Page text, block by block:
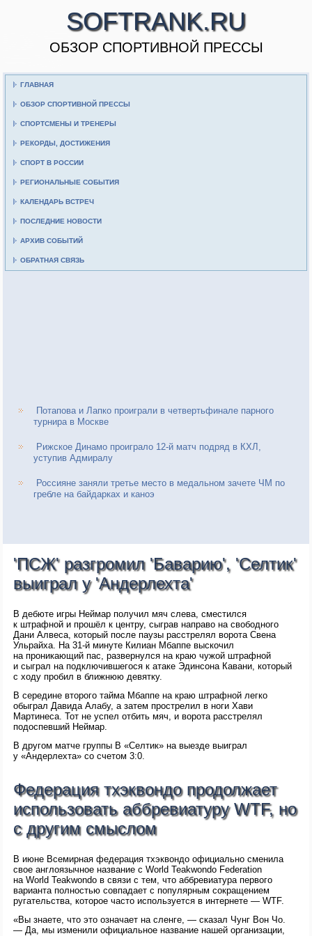
SOFTRANK.RU
ОБЗОР СПОРТИВНОЙ ПРЕССЫ
ГЛАВНАЯ
ОБЗОР СПОРТИВНОЙ ПРЕССЫ
СПОРТСМЕНЫ И ТРЕНЕРЫ
РЕКОРДЫ, ДОСТИЖЕНИЯ
СПОРТ В РОССИИ
РЕГИОНАЛЬНЫЕ СОБЫТИЯ
КАЛЕНДАРЬ ВСТРЕЧ
ПОСЛЕДНИЕ НОВОСТИ
АРХИВ СОБЫТИЙ
ОБРАТНАЯ СВЯЗЬ
Потапова и Лапко проиграли в четвертьфинале парного
турнира в Москве
Рижское Динамо проиграло 12-й матч подряд в КХЛ,
уступив Адмиралу
Россияне заняли третье место в медальном зачете ЧМ по
гребле на байдарках и каноэ
'ПСЖ' разгромил 'Баварию', 'Селтик'
выиграл у 'Андерлехта'
В дебюте игры Неймар получил мяч слева, сместился
к штрафной и прошёл к центру, сыграв направо на свободного
Дани Алвеса, который после паузы расстрелял ворота Свена
Ульрайха. На 31-й минуте Килиан Мбаппе выскочил
на проникающий пас, развернулся на краю чужой штрафной
и сыграл на подключившегося к атаке Эдинсона Кавани, который
с ходу пробил в ближнюю девятку.
В середине второго тайма Мбаппе на краю штрафной легко
обыграл Давида Алабу, а затем прострелил в ноги Хави
Мартинеса. Тот не успел отбить мяч, и ворота расстрелял
подоспевший Неймар.
В другом матче группы В «Селтик» на выезде выиграл
у «Андерлехта» со счетом 3:0.
Федерация тхэквондо продолжает
использовать аббревиатуру WTF, но
с другим смыслом
В июне Всемирная федерация тхэквондо официально сменила
свое англоязычное название с World Teakwondo Federation
на World Teakwondo в связи с тем, что аббревиатура первого
варианта полностью совпадает с популярным сокращением
ругательства, которое часто используется в интернете — WTF.
«Вы знаете, что это означает на сленге, — сказал Чунг Вон Чо.
— Да, мы изменили официальное название нашей организации,